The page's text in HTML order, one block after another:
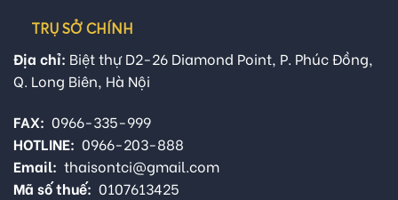
TRỤ SỞ CHÍNH
Địa chỉ: Biệt thự D2-26 Diamond Point, P. Phúc Đồng,
Q. Long Biên, Hà Nội
FAX: 0966-335-999
HOTLINE: 0966-203-888
Email: thaisontci@gmail.com
Mã số thuế: 0107613425